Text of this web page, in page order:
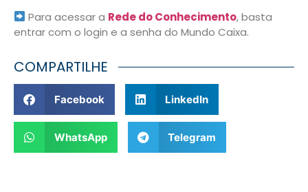
Para acessar a Rede do Conhecimento, basta
entrar com o login e a senha do Mundo Caixa.
COMPARTILHE
Facebook LinkedIn
WhatsApp Telegram